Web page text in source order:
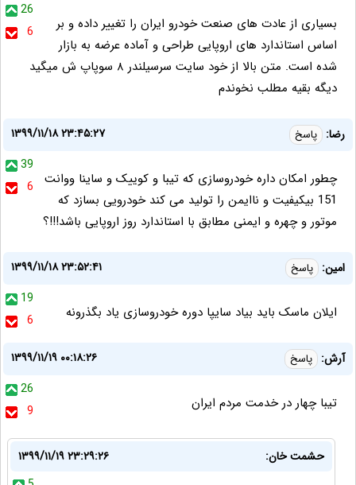
26
6
بسیاری از عادت های صنعت خودرو ایران را تغییر داده و بر
اساس استاندارد های اروپایی طراحی و آماده عرضه به بازار
شده است. متن بالا از خود سایت سرسیلندر ۸ سوپاپ ش میگید
دیگه بقیه مطلب نخوندم
رضا: پاسخ
۱۳۹۹/۱۱/۱۸ ۲۳:۴۵:۲۷
39
6
چطور امکان داره خودروسازی که تیبا و کوییک و ساینا ووانت
151 بیکیفیت و ناایمن را تولید می کند خودرویی بسازد که
موتور و چهره و ایمنی مطابق با استاندارد روز اروپایی باشد!!!؟
امین: پاسخ
۱۳۹۹/۱۱/۱۸ ۲۳:۵۲:۴۱
19
6
ایلان ماسک باید بیاد سایپا دوره خودروسازی یاد بگذرونه
آرش: پاسخ
۱۳۹۹/۱۱/۱۹ ۰۰:۱۸:۲۶
26
9
تیبا چهار در خدمت مردم ایران
حشمت خان:
۱۳۹۹/۱۱/۱۹ ۲۳:۲۹:۲۶